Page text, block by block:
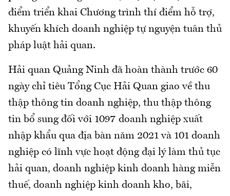
điểm triển khai Chương trình thí điểm hỗ trợ,
khuyến khích doanh nghiệp tự nguyện tuân thủ
pháp luật hải quan.
Hải quan Quảng Ninh đã hoàn thành trước 60
ngày chỉ tiêu Tổng Cục Hải Quan giao về thu
thập thông tin doanh nghiệp, thu thập thông
tin bổ sung đối với 1097 doanh nghiệp xuất
nhập khẩu qua địa bàn năm 2021 và 101 doanh
nghiệp có lĩnh vực hoạt động đại lý làm thủ tục
hải quan, doanh nghiệp kinh doanh hàng miễn
thuế, doanh nghiệp kinh doanh kho, bãi,